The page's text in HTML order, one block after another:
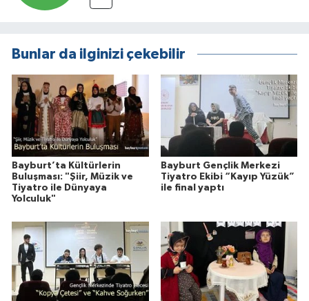
Bunlar da ilginizi çekebilir
Bayburt’ta Kültürlerin
Buluşması: "Şiir, Müzik ve
Tiyatro ile Dünyaya
Yolculuk"
Bayburt Gençlik Merkezi
Tiyatro Ekibi “Kayıp Yüzük”
ile final yaptı